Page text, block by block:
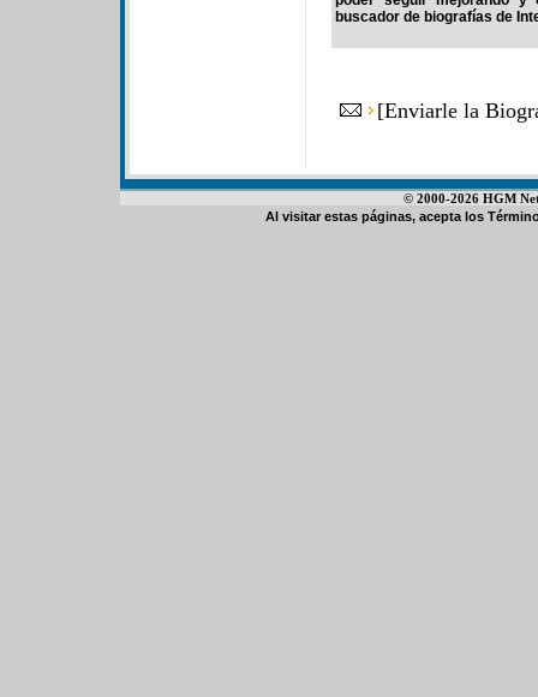
buscador de biografías de
[Enviarle la
© 2000-2026 HGM
Al visitar estas páginas, acepta los